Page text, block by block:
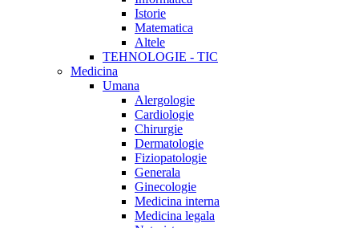
Istorie
Matematica
Altele
TEHNOLOGIE - TIC
Medicina
Umana
Alergologie
Cardiologie
Chirurgie
Dermatologie
Fiziopatologie
Generala
Ginecologie
Medicina interna
Medicina legala